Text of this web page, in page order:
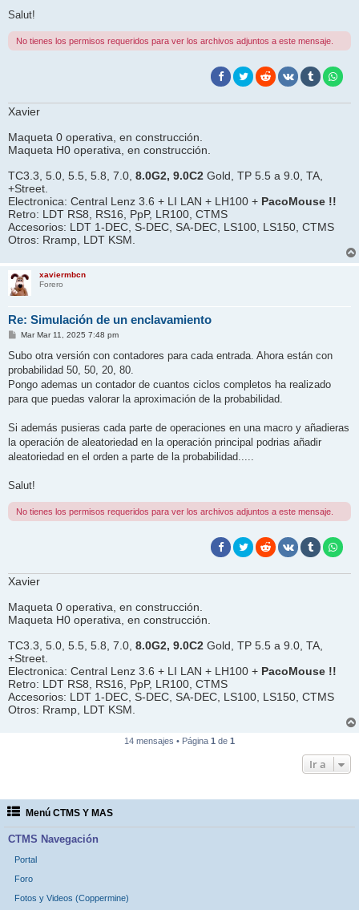
Salut!
No tienes los permisos requeridos para ver los archivos adjuntos a este mensaje.
Xavier
Maqueta 0 operativa, en construcción.
Maqueta H0 operativa, en construcción.
TC3.3, 5.0, 5.5, 5.8, 7.0, 8.0G2, 9.0C2 Gold, TP 5.5 a 9.0, TA,
+Street.
Electronica: Central Lenz 3.6 + LI LAN + LH100 + PacoMouse !!
Retro: LDT RS8, RS16, PpP, LR100, CTMS
Accesorios: LDT 1-DEC, S-DEC, SA-DEC, LS100, LS150, CTMS
Otros: Rramp, LDT KSM.
xaviermbcn
Forero
Re: Simulación de un enclavamiento
M
n
a
j
Mar Mar 11, 2025 7:48 pm
Subo otra versión con contadores para cada entrada. Ahora están con
probabilidad 50, 50, 20, 80.
Pongo ademas un contador de cuantos ciclos completos ha realizado
para que puedas valorar la aproximación de la probabilidad.
Si además pusieras cada parte de operaciones en una macro y añadieras
la operación de aleatoriedad en la operación principal podrias añadir
aleatoriedad en el orden a parte de la probabilidad.....
Salut!
No tienes los permisos requeridos para ver los archivos adjuntos a este mensaje.
Xavier
Maqueta 0 operativa, en construcción.
Maqueta H0 operativa, en construcción.
TC3.3, 5.0, 5.5, 5.8, 7.0, 8.0G2, 9.0C2 Gold, TP 5.5 a 9.0, TA,
+Street.
Electronica: Central Lenz 3.6 + LI LAN + LH100 + PacoMouse !!
Retro: LDT RS8, RS16, PpP, LR100, CTMS
Accesorios: LDT 1-DEC, S-DEC, SA-DEC, LS100, LS150, CTMS
Otros: Rramp, LDT KSM.
14 mensajes • Página 1 de 1
Ir a
Menú CTMS Y MAS
CTMS Navegación
Portal
Foro
Fotos y Videos (Coppermine)